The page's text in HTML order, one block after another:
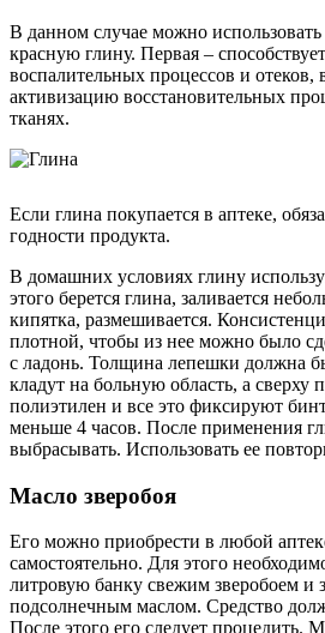
В данном случае можно
красную глину. Первая –
воспалительных процессов и отеков,
активизацию восстановительных
тканях.
Если глина покупается в аптеке,
годности продукта.
В домашних условиях глину
этого берется глина, заливается
кипятка, размешивается.
плотной, чтобы из нее можно было
с ладонь. Толщина лепешки должна
кладут на больную область, а сверху
полиэтилен и все это фиксируют
меньше 4 часов. После применения
выбрасывать. Использовать ее
Масло зверобоя
Его можно приобрести в любой
самостоятельно. Для этого
литровую банку свежим зверобоем и
подсолнечным маслом. Средство
После этого его следует процедить.